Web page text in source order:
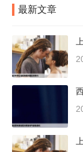
最新文章